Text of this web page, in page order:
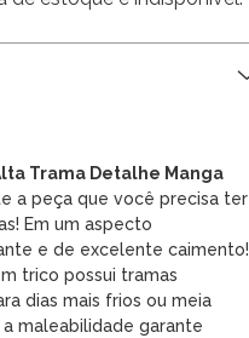
Trama Detalhe Manga
a peça que você precisa ter
Em um aspecto
e de excelente caimento!
trico possui tramas
dias mais frios ou meia
maleabilidade garante